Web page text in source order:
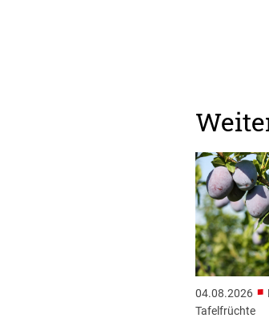
04.08.2026 ■
Tafelfrüchte